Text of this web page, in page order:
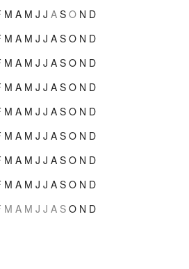
M A M J J A S O N D
M A M J J A S O N D
M A M J J A S O N D
M A M J J A S O N D
M A M J J A S O N D
M A M J J A S O N D
M A M J J A S O N D
M A M J J A S O N D
M A M J J A S O N D